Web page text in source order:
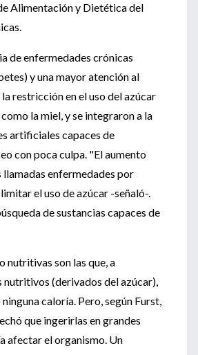
Alimentación y Dietética del
de enfermedades crónicas
y una mayor atención al
restricción en el uso del azúcar
la miel, y se integraron a la
artificiales capaces de
con poca culpa. "El aumento
llamadas enfermedades por
el uso de azúcar -señaló-.
de sustancias capaces de
nutritivas son las que, a
nutritivos (derivados del azúcar),
caloría. Pero, según Furst,
que ingerirlas en grandes
afectar el organismo. Un